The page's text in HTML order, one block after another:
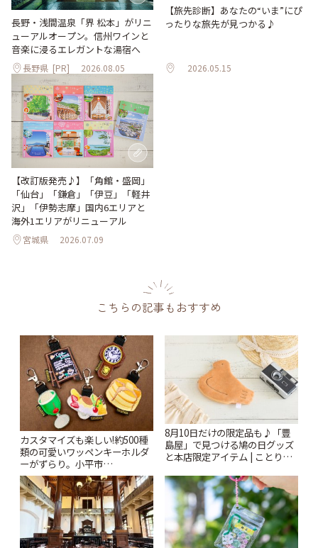
長野・浅間温泉「界 松本」がリニ
ューアルオープン。信州ワインと
音楽に浸るエレガントな湯宿へ
長野県 [PR] 2026.08.05
【旅先診断】あなたの“いま”にぴ
ったりな旅先が見つかる♪
2026.05.15
【改訂版発売♪】「角館・盛岡」
「仙台」「鎌倉」「伊豆」「軽井
沢」「伊勢志摩」国内6エリアと
海外1エリアがリニューアル
宮城県 2026.07.09
こちらの記事もおすすめ
カスタマイズも楽しい!約500種
類の可愛いワッペンキーホルダ
ーがずらり。小平市
「Kimamaya T&K」 | ことりっ
ぷ
8月10日だけの限定品も♪「豊
島屋」で見つける鳩の日グッズ
と本店限定アイテム | ことりっ